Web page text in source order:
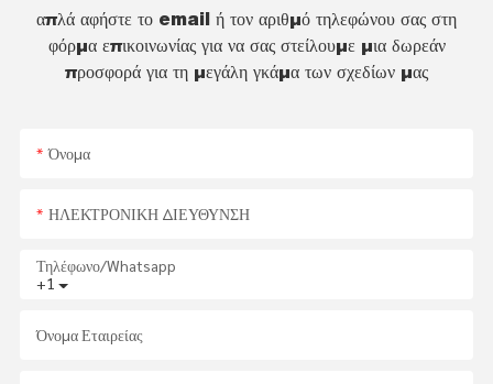
απλά αφήστε το email ή τον αριθμό τηλεφώνου σας στη
φόρμα επικοινωνίας για να σας στείλουμε μια δωρεάν
προσφορά για τη μεγάλη γκάμα των σχεδίων μας
Όνομα
ΗΛΕΚΤΡΟΝΙΚΗ ΔΙΕΥΘΥΝΣΗ
+1
Τηλέφωνο/whatsapp
Όνομα Εταιρείας